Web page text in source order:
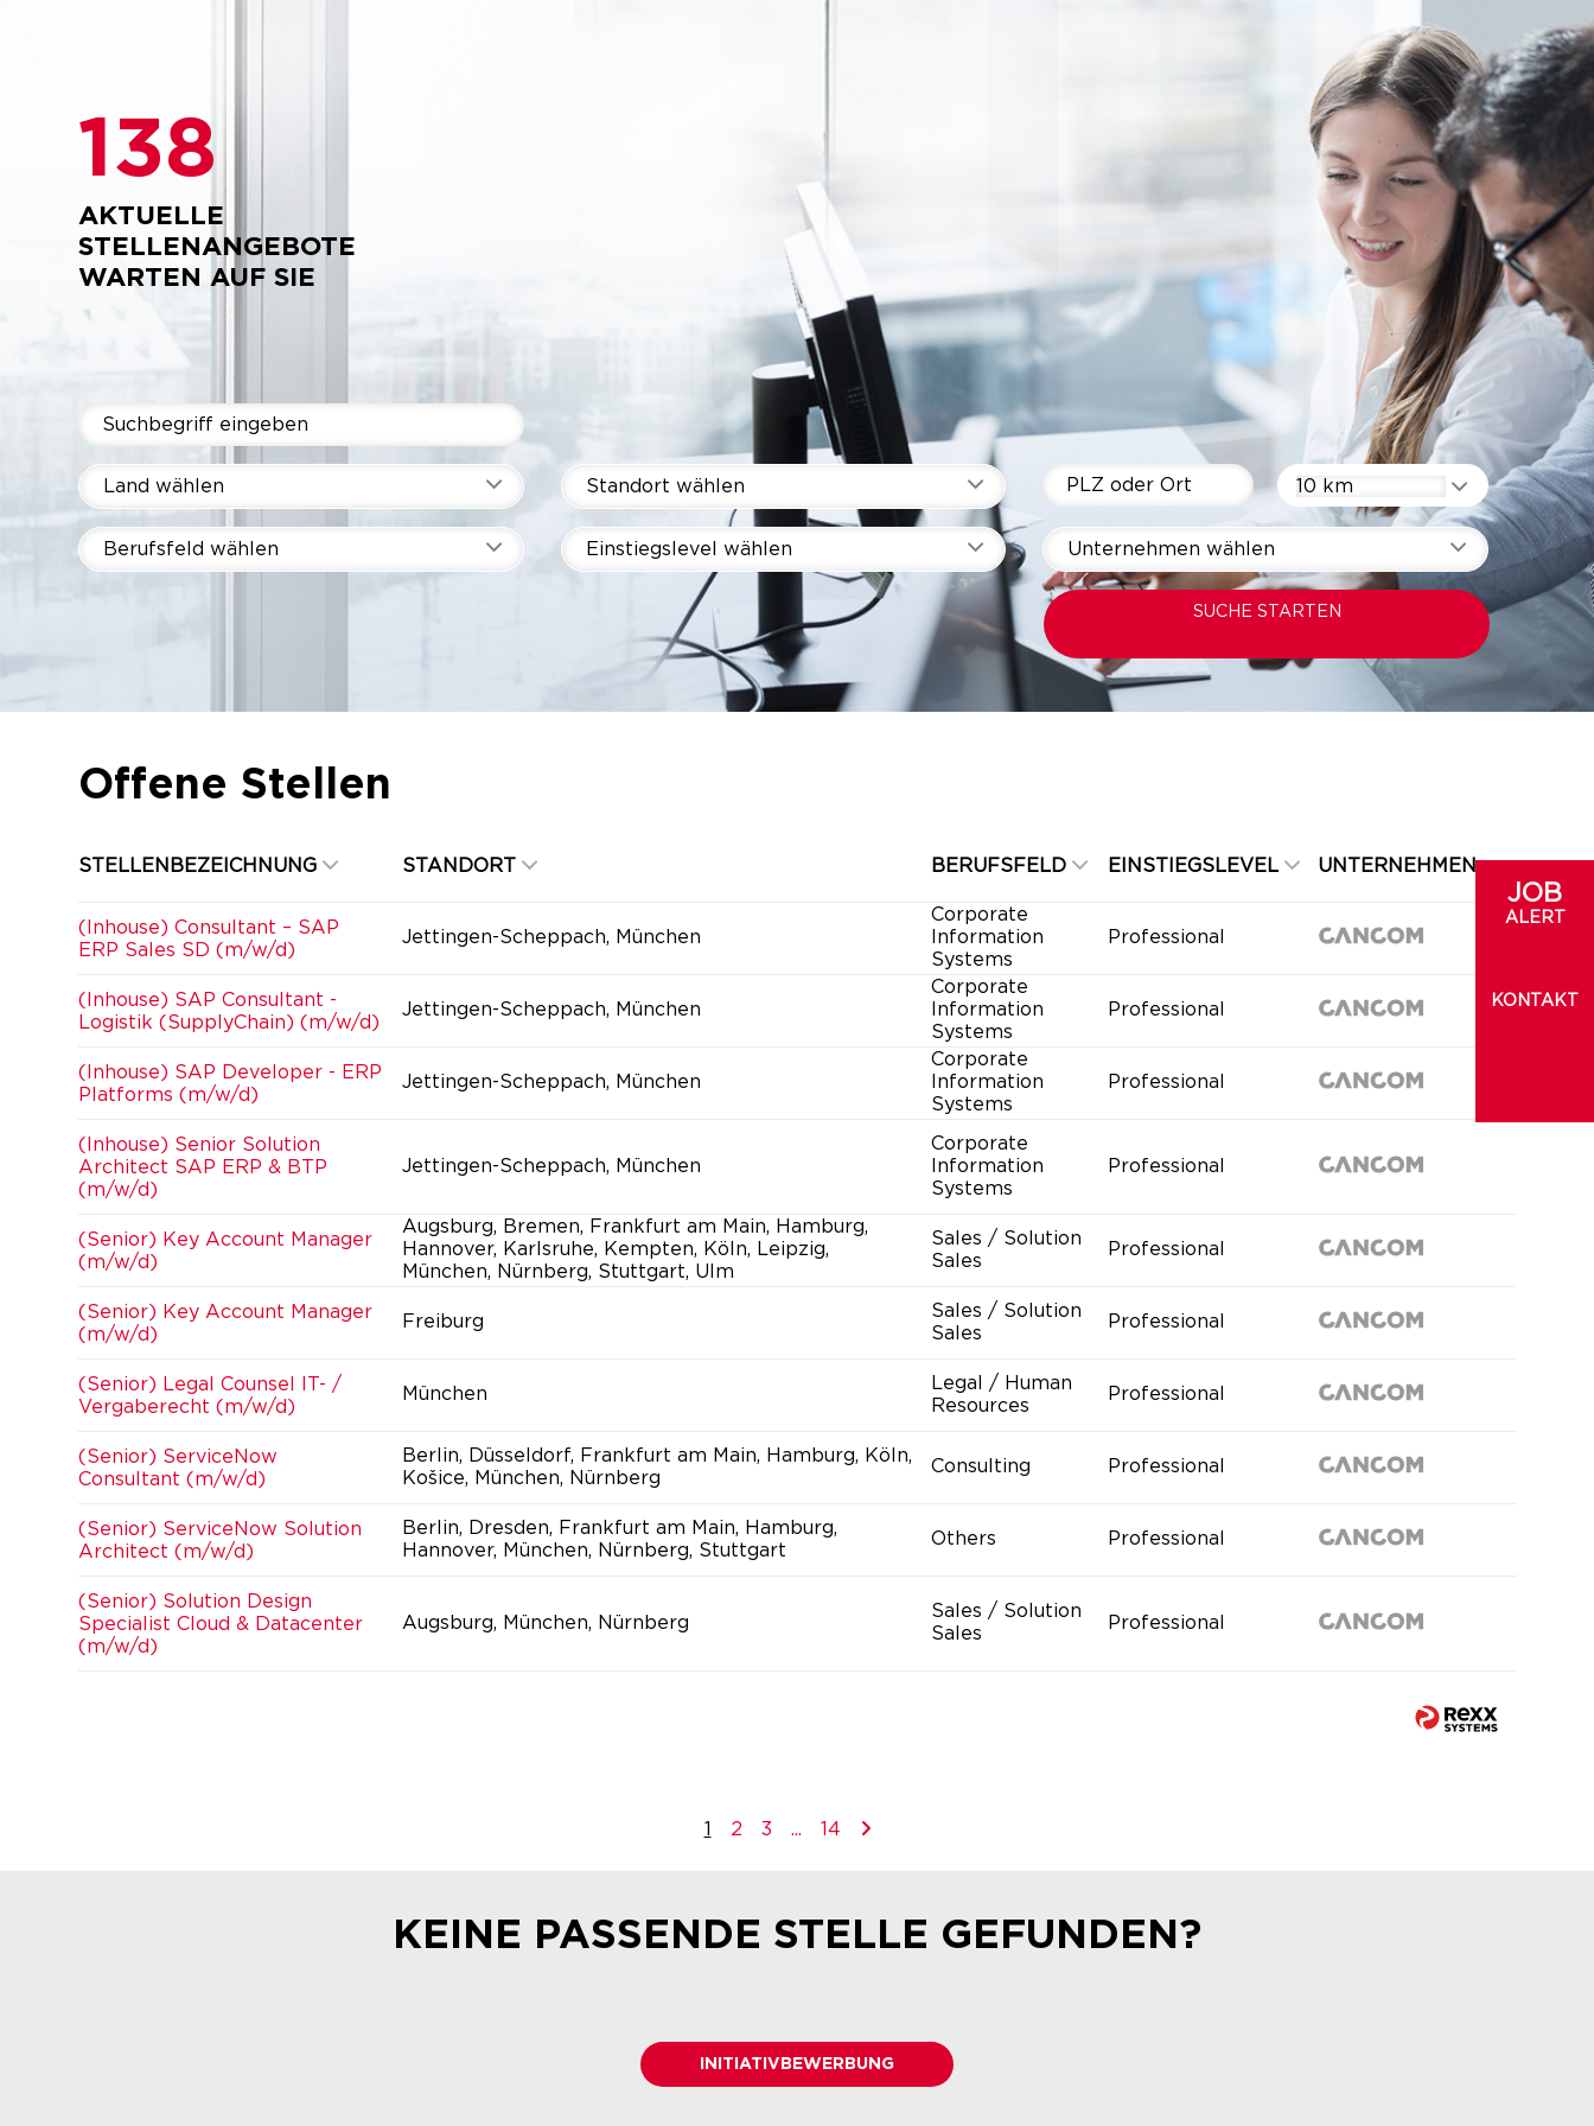
138
AKTUELLE
STELLENANGEBOTE
WARTEN AUF SIE
Land wählen Standort wählen 10 km
Berufsfeld wählen Einstiegslevel wählen Unternehmen wählen
SUCHE STARTEN
Offene Stellen
STELLENBEZEICHNUNG STANDORT BERUFSFELD EINSTIEGSLEVEL UNTERNEHMEN
(Inhouse) Consultant – SAP
ERP Sales SD (m/w/d)
Jettingen-Scheppach, München
Corporate
Information
Systems
Professional
(Inhouse) SAP Consultant -
Logistik (SupplyChain) (m/w/d)
Jettingen-Scheppach, München
Corporate
Information
Systems
Professional
(Inhouse) SAP Developer - ERP
Platforms (m/w/d)
Jettingen-Scheppach, München
Corporate
Information
Systems
Professional
(Inhouse) Senior Solution
Architect SAP ERP & BTP
(m/w/d)
Jettingen-Scheppach, München
Corporate
Information
Systems
Professional
(Senior) Key Account Manager
(m/w/d)
Augsburg, Bremen, Frankfurt am Main, Hamburg,
Hannover, Karlsruhe, Kempten, Köln, Leipzig,
München, Nürnberg, Stuttgart, Ulm
Sales / Solution
Sales
Professional
(Senior) Key Account Manager
(m/w/d)
Freiburg
Sales / Solution
Sales
Professional
(Senior) Legal Counsel IT- /
Vergaberecht (m/w/d)
München
Legal / Human
Resources
Professional
(Senior) ServiceNow
Consultant (m/w/d)
Berlin, Düsseldorf, Frankfurt am Main, Hamburg, Köln,
Košice, München, Nürnberg
Consulting Professional
(Senior) ServiceNow Solution
Architect (m/w/d)
Berlin, Dresden, Frankfurt am Main, Hamburg,
Hannover, München, Nürnberg, Stuttgart
Others Professional
(Senior) Solution Design
Specialist Cloud & Datacenter
(m/w/d)
Augsburg, München, Nürnberg
Sales / Solution
Sales
Professional
1 2 3 ... 14
KEINE PASSENDE STELLE GEFUNDEN?
INITIATIVBEWERBUNG
JOB
ALERT
KONTAKT